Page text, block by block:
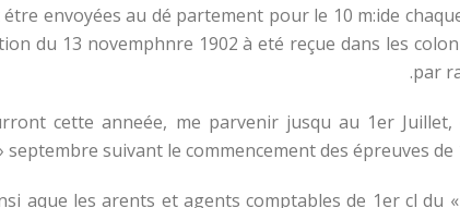
envoyées au dé partement pour le 10 m:ide
du 13 novemphnre 1902 à eté reçue dans les
par
cette anneée, me parvenir jusqu au 1er
septembre suivant le commencement des épreuves de
aque les arents et agents comptables de 1er cl du